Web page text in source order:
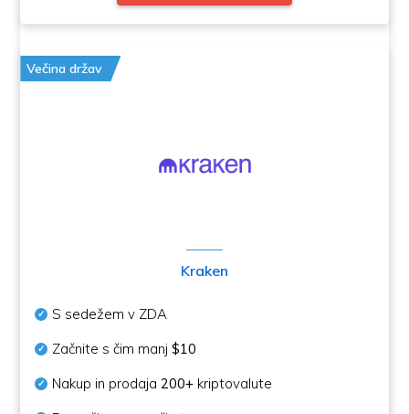
Večina držav
Kraken
S sedežem v ZDA
Začnite s čim manj$10
Nakup in prodaja200+ kriptovalute